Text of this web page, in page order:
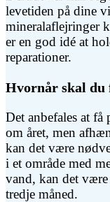
levetiden på dine
mineralaflejringer
er en god idé at
reparationer.
Hvornår skal du
Det anbefales at
om året, men
kan det være
i et område med
vand, kan det
tredje måned.